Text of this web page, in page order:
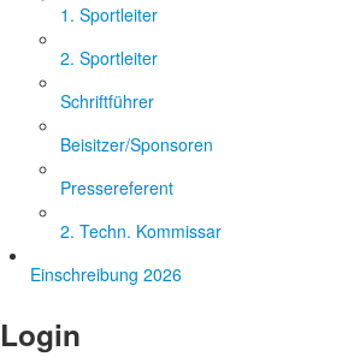
1. Sportleiter
2. Sportleiter
Schriftführer
Beisitzer/Sponsoren
Pressereferent
2. Techn. Kommissar
Einschreibung 2026
Login